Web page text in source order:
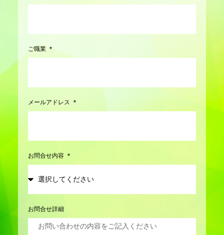
ご職業
メールアドレス
お問合せ内容
お問合せ詳細